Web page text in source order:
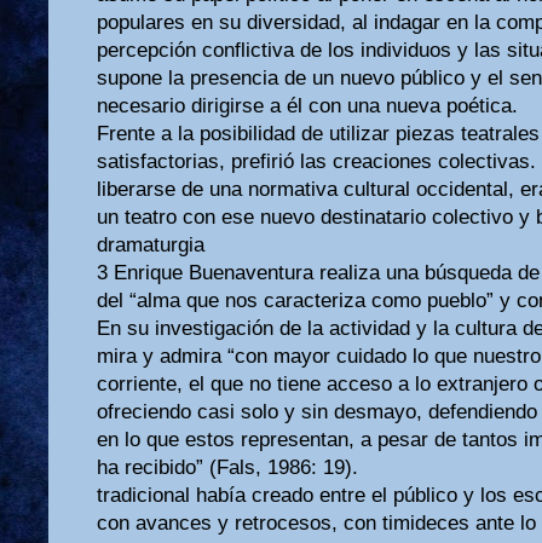
populares en su diversidad, al indagar en la
percepción conflictiva de los individuos y las
supone la presencia de un nuevo público y el
necesario dirigirse a él con una nueva poética.
Frente a la posibilidad de utilizar piezas
satisfactorias, prefirió las creaciones
liberarse de una normativa cultural occidental,
un teatro con ese nuevo destinatario colectivo y
dramaturgia
3 Enrique Buenaventura realiza una búsqueda
del “alma que nos caracteriza como pueblo” y
En su investigación de la actividad y la cultura
mira y admira “con mayor cuidado lo que
corriente, el que no tiene acceso a lo extranjero
ofreciendo casi solo y sin desmayo,
en lo que estos representan, a pesar de tantos
ha recibido” (Fals, 1986: 19).
tradicional había creado entre el público y los
con avances y retrocesos, con timideces ante